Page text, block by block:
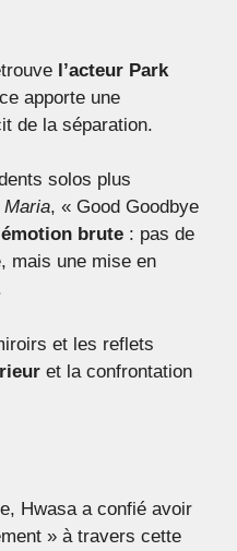
l’acteur Park
apporte une
de la séparation.
solos plus
Maria, « Good Goodbye
brute : pas de
mais une mise en
et les reflets
et la confrontation
Hwasa a confié avoir
» à travers cette